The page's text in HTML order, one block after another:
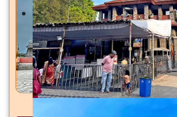
जवळेश्वर मंदिर जवळा, ता. जामखेड, जि.